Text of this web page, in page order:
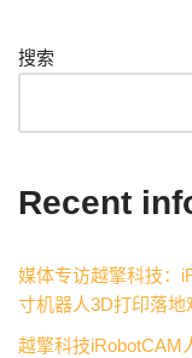
搜索
Recent
媒体专访越擎科技：
寸机器人3D打印落
越擎科技iRobotCAM